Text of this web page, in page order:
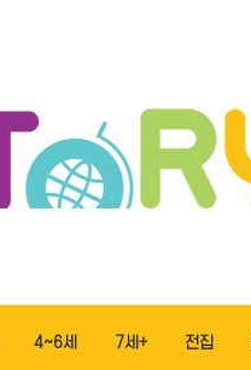
4~6세 7세+ 전집